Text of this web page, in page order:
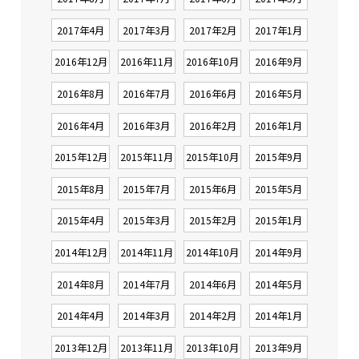
2017年4月 2017年3月 2017年2月 2017年1月
2016年12月 2016年11月 2016年10月 2016年9月
2016年8月 2016年7月 2016年6月 2016年5月
2016年4月 2016年3月 2016年2月 2016年1月
2015年12月 2015年11月 2015年10月 2015年9月
2015年8月 2015年7月 2015年6月 2015年5月
2015年4月 2015年3月 2015年2月 2015年1月
2014年12月 2014年11月 2014年10月 2014年9月
2014年8月 2014年7月 2014年6月 2014年5月
2014年4月 2014年3月 2014年2月 2014年1月
2013年12月 2013年11月 2013年10月 2013年9月